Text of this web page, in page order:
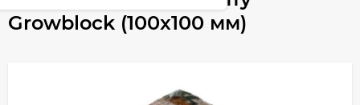
Growblock (100x100 мм)